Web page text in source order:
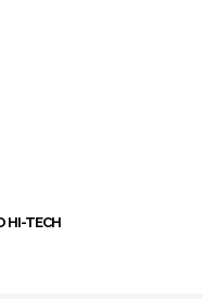
HI-TECH